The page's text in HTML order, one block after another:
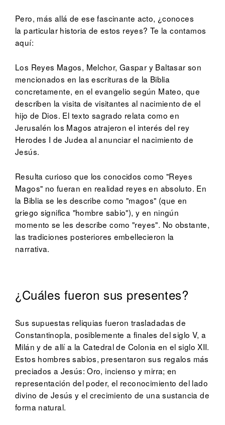
Pero, más allá de ese fascinante acto, ¿conoces
la particular historia de estos reyes? Te la contamos
aquí:
Los Reyes Magos, Melchor, Gaspar y Baltasar son
mencionados en las escrituras de la Biblia
concretamente, en el evangelio según Mateo, que
describen la visita de visitantes al nacimiento de el
hijo de Dios. El texto sagrado relata como en
Jerusalén los Magos atrajeron el interés del rey
Herodes I de Judea al anunciar el nacimiento de
Jesús.
Resulta curioso que los conocidos como "Reyes
Magos" no fueran en realidad reyes en absoluto. En
la Biblia se les describe como "magos" (que en
griego significa "hombre sabio"), y en ningún
momento se les describe como "reyes". No obstante,
las tradiciones posteriores embellecieron la
narrativa.
¿Cuáles fueron sus presentes?
Sus supuestas reliquias fueron trasladadas de
Constantinopla, posiblemente a finales del siglo V, a
Milán y de allí a la Catedral de Colonia en el siglo XII.
Estos hombres sabios, presentaron sus regalos más
preciados a Jesús: Oro, incienso y mirra; en
representación del poder, el reconocimiento del lado
divino de Jesús y el crecimiento de una sustancia de
forma natural.